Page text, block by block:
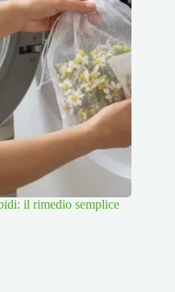
il rimedio semplice